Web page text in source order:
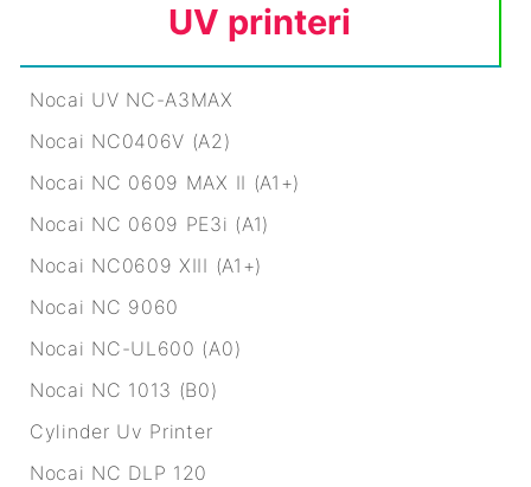
UV printeri
Nocai UV NC-A3MAX
Nocai NC0406V (A2)
Nocai NC 0609 MAX II (A1+)
Nocai NC 0609 PE3i (A1)
Nocai NC0609 XIII (A1+)
Nocai NC 9060
Nocai NC-UL600 (A0)
Nocai NC 1013 (B0)
Cylinder Uv Printer
Nocai NC DLP 120